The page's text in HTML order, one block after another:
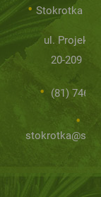
Stokrotka
ul.
20-209
(81) 746